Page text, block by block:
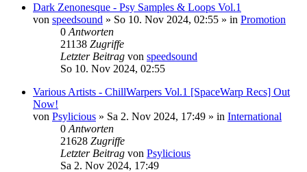
Dark Zenonesque - Psy Samples & Loops Vol.1
von speedsound » So 10. Nov 2024, 02:55 » in Promotion
0 Antworten
21138 Zugriffe
Letzter Beitrag von speedsound
So 10. Nov 2024, 02:55
Various Artists - ChillWarpers Vol.1 [SpaceWarp Recs] Out
Now!
von Psylicious » Sa 2. Nov 2024, 17:49 » in International
0 Antworten
21628 Zugriffe
Letzter Beitrag von Psylicious
Sa 2. Nov 2024, 17:49